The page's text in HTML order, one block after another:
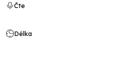
Čte
Délka